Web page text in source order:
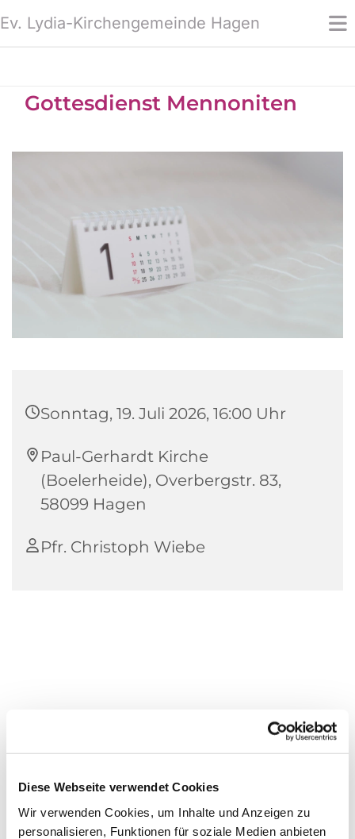
Diese Webseite verwendet Cookies
Wir verwenden Cookies, um Inhalte und Anzeigen zu
personalisieren, Funktionen für soziale Medien anbieten
Ev. Lydia-Kirchengemeinde Hagen
Gottesdienst Mennoniten
Sonntag, 19. Juli 2026, 16:00 Uhr
Paul-Gerhardt Kirche
(Boelerheide), Overbergstr. 83,
58099 Hagen
Pfr. Christoph Wiebe